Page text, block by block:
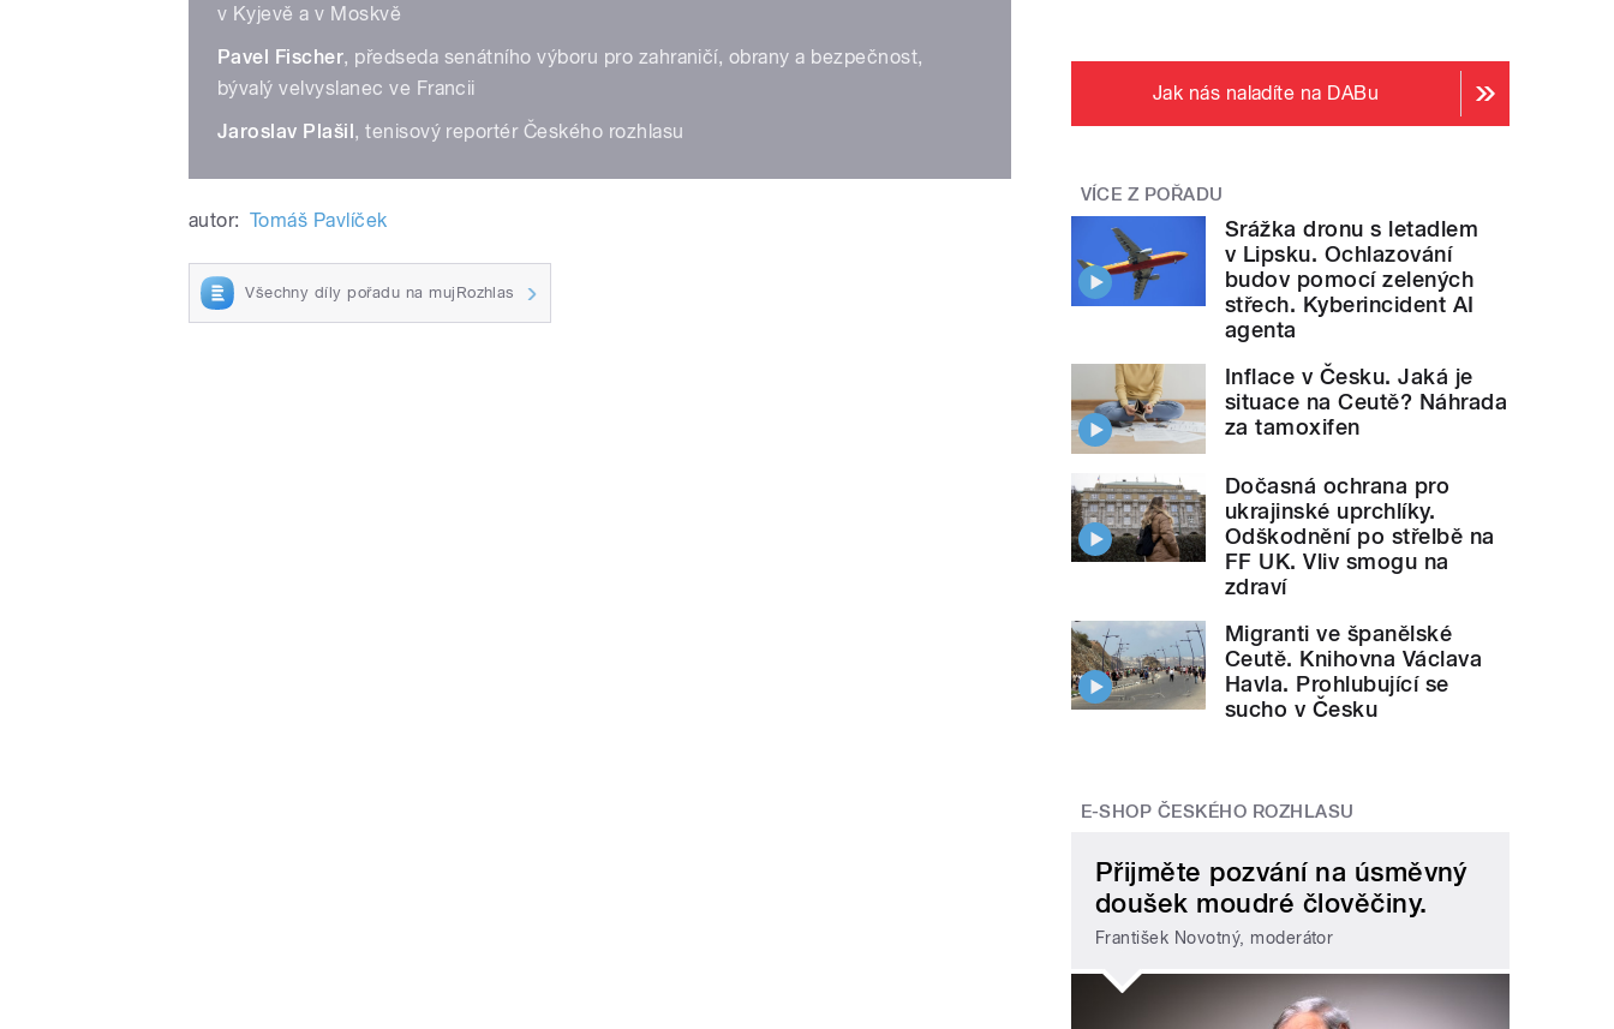
v Kyjevě a v Moskvě
Pavel Fischer, předseda senátního výboru pro zahraničí, obrany a bezpečnost,
bývalý velvyslanec ve Francii
Jaroslav Plašil, tenisový reportér Českého rozhlasu
autor: Tomáš Pavlíček
Všechny díly pořadu na mujRozhlas
Jak nás naladíte na DABu
VÍCE Z POŘADU
Srážka dronu s letadlem
v Lipsku. Ochlazování
budov pomocí zelených
střech. Kyberincident AI
agenta
Inflace v Česku. Jaká je
situace na Ceutě? Náhrada
za tamoxifen
Dočasná ochrana pro
ukrajinské uprchlíky.
Odškodnění po střelbě na
FF UK. Vliv smogu na
zdraví
Migranti ve španělské
Ceutě. Knihovna Václava
Havla. Prohlubující se
sucho v Česku
E-SHOP ČESKÉHO ROZHLASU
Přijměte pozvání na úsměvný
doušek moudré člověčiny.
František Novotný, moderátor